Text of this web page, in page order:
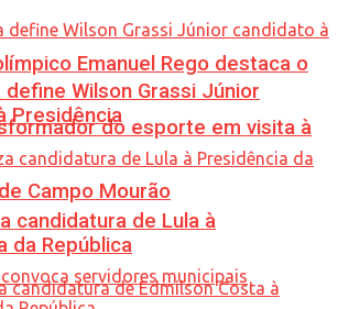
Emanuel Rego destaca o
do esporte em visita à
Campo Mourão
Wilson Grassi Júnior
Presidência
candidatura de Lula à
da República